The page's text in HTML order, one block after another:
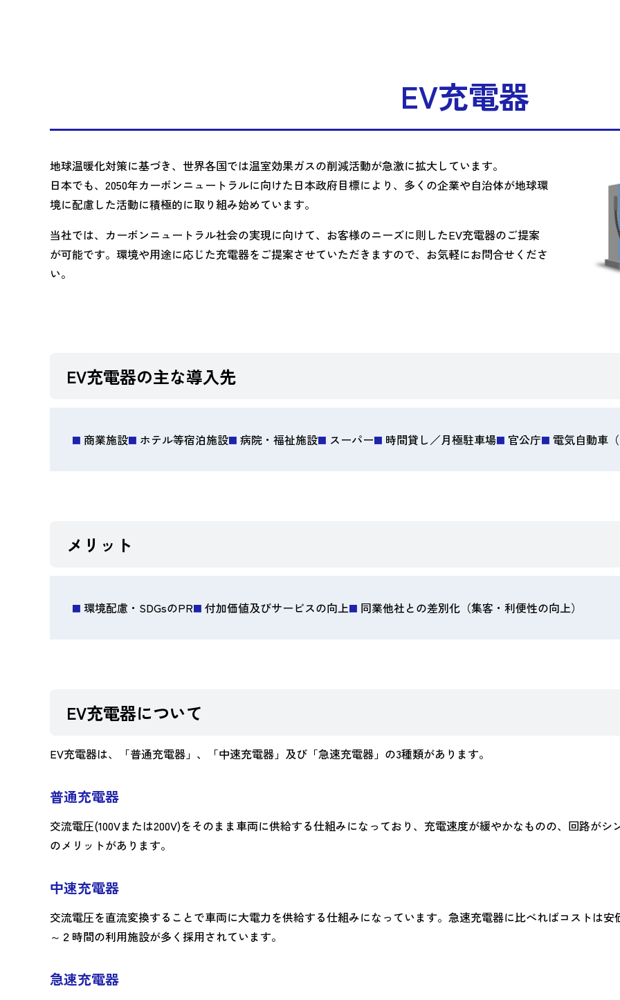
EV充電器
地球温暖化対策に基づき、世界各国では温室効果ガスの削減活動が急激に拡大しています。
日本でも、2050年カーボンニュートラルに向けた日本政府目標により、多くの企業や自治体が地球環
境に配慮した活動に積極的に取り組み始めています。
当社では、カーボンニュートラル社会の実現に向けて、お客様のニーズに則したEV充電器のご提案
が可能です。環境や用途に応じた充電器をご提案させていただきますので、お気軽にお問合せくださ
い。
EV充電器の主な導入先
商業施設 ホテル等宿泊施設 病院・福祉施設 スーパー 時間貸し／月極駐車場 官公庁 電気自動車
メリット
環境配慮・SDGsのPR 付加価値及びサービスの向上 同業他社との差別化（集客・利便性の向上）
EV充電器について
EV充電器は、「普通充電器」、「中速充電器」及び「急速充電器」の3種類があります。
普通充電器
交流電圧(100Vまたは200V)をそのまま車両に供給する仕組みになっており、充電速度が緩やかなものの、回路が
のメリットがあります。
中速充電器
交流電圧を直流変換することで車両に大電力を供給する仕組みになっています。急速充電器に比べればコストは
～２時間の利用施設が多く採用されています。
急速充電器